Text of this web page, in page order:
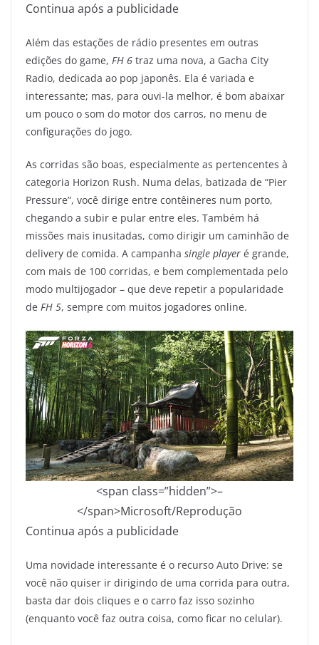
Continua após a publicidade
Além das estações de rádio presentes em outras
edições do game, FH 6 traz uma nova, a Gacha City
Radio, dedicada ao pop japonês. Ela é variada e
interessante; mas, para ouvi-la melhor, é bom abaixar
um pouco o som do motor dos carros, no menu de
configurações do jogo.
As corridas são boas, especialmente as pertencentes à
categoria Horizon Rush. Numa delas, batizada de “Pier
Pressure”, você dirige entre contêineres num porto,
chegando a subir e pular entre eles. Também há
missões mais inusitadas, como dirigir um caminhão de
delivery de comida. A campanha single player é grande,
com mais de 100 corridas, e bem complementada pelo
modo multijogador – que deve repetir a popularidade
de FH 5, sempre com muitos jogadores online.
<span class=”hidden”>–
</span>Microsoft/Reprodução
Continua após a publicidade
Uma novidade interessante é o recurso Auto Drive: se
você não quiser ir dirigindo de uma corrida para outra,
basta dar dois cliques e o carro faz isso sozinho
(enquanto você faz outra coisa, como ficar no celular).